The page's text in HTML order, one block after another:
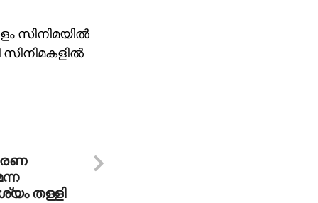
സിനിമയില്‍
സിനിമകളില്‍
തള്ളി